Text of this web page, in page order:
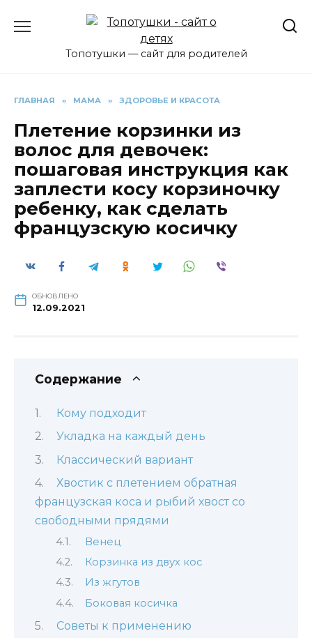
Топотушки — сайт для родителей
ГЛАВНАЯ » МАМА » ЗДОРОВЬЕ И КРАСОТА
Плетение корзинки из
волос для девочек:
пошаговая инструкция как
заплести косу корзиночку
ребенку, как сделать
французскую косичку
ОБНОВЛЕНО
12.09.2021
Содержание
Кому подходит
Укладка на каждый день
Классический вариант
Хвостик с плетением обратная
французская коса и рыбий хвост со
свободными прядями
Венец
Корзинка из двух кос
Из жгутов
Боковая косичка
Советы к применению